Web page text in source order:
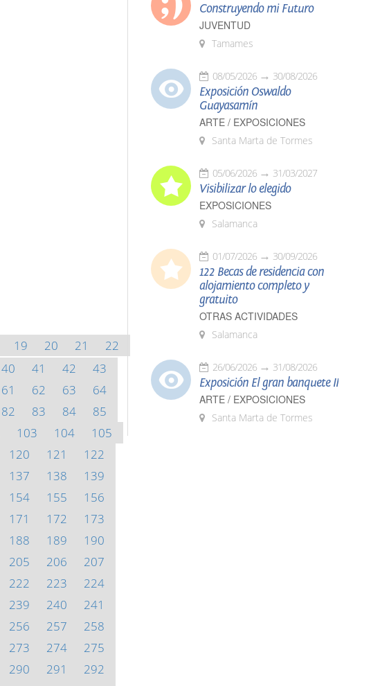
19 20 21
22
40 41 42
43
61 62 63
64
82 83 84
85
103 104
105
120 121
122
137 138
139
154 155
156
171 172
173
188 189
190
205 206
207
222 223
224
239 240
241
256 257
258
273 274
275
290 291
292
Construyendo mi Futuro
JUVENTUD
Tamames
08/05/2026 30/08/2026
Exposición Oswaldo
Guayasamín
ARTE / EXPOSICIONES
Santa Marta de Tormes
05/06/2026 31/03/2027
Visibilizar lo elegido
EXPOSICIONES
Salamanca
01/07/2026 30/09/2026
122 Becas de residencia con
alojamiento completo y
gratuito
OTRAS ACTIVIDADES
Salamanca
26/06/2026 31/08/2026
Exposición El gran banquete II
ARTE / EXPOSICIONES
Santa Marta de Tormes